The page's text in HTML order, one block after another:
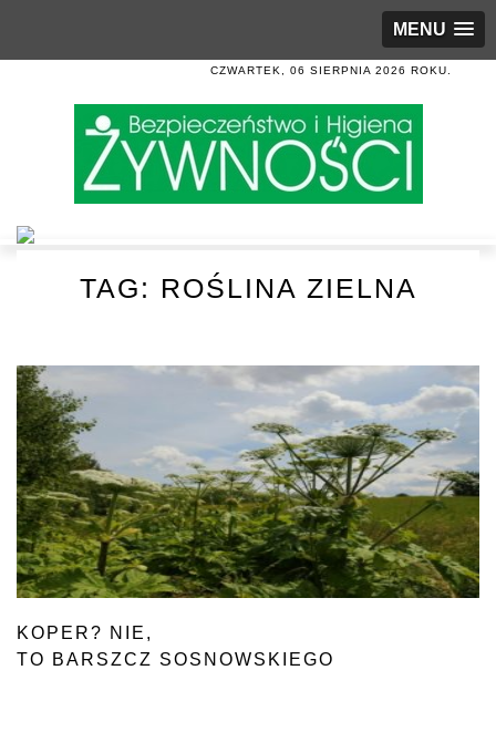
MENU
CZWARTEK, 06 SIERPNIA 2026 ROKU.
TAG: ROŚLINA ZIELNA
KOPER? NIE,
TO BARSZCZ SOSNOWSKIEGO